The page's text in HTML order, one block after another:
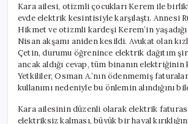
Kara ailesi, otizmli çocukları Kerem ile
evde elektrik kesintisiyle karşılaştı. Annesi
Hikmet ve otizmli kardeşi Kerem’in
Nisan akşamı aniden kesildi. Avukat olan
Çetin, durumu öğrenince elektrik dağıtım
ancak aldığı cevap, tüm binanın
Yetkililer, Osman A.’nın ödenmemiş
kullanımı nedeniyle bu önlemin alındığını
Kara ailesinin düzenli olarak elektrik
elektriksiz kalması, büyük bir hayal